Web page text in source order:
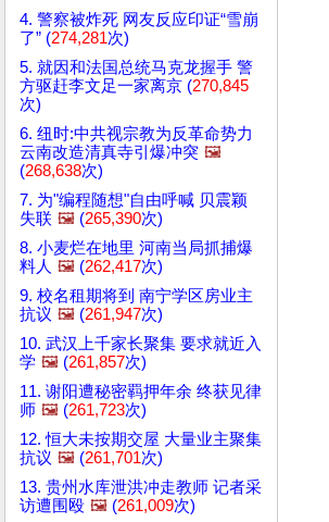
4. 警察被炸死 网友反应印证“雪崩
了” (274,281次)
5. 就因和法国总统马克龙握手 警
方驱赶李文足一家离京 (270,845
次)
6. 纽时:中共视宗教为反革命势力
云南改造清真寺引爆冲突 🖼️
(268,638次)
7. 为"编程随想"自由呼喊 贝震颖
失联 🖼️ (265,390次)
8. 小麦烂在地里 河南当局抓捕爆
料人 🖼️ (262,417次)
9. 校名租期将到 南宁学区房业主
抗议 🖼️ (261,947次)
10. 武汉上千家长聚集 要求就近入
学 🖼️ (261,857次)
11. 谢阳遭秘密羁押年余 终获见律
师 🖼️ (261,723次)
12. 恒大未按期交屋 大量业主聚集
抗议 🖼️ (261,701次)
13. 贵州水库泄洪冲走教师 记者采
访遭围殴 🖼️ (261,009次)